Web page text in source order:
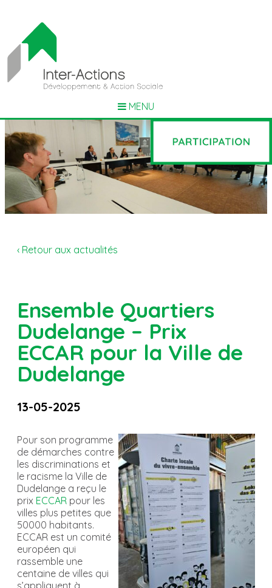
MENU
‹ Retour aux actualités
Ensemble Quartiers
Dudelange – Prix
ECCAR pour la Ville de
Dudelange
13-05-2025
Pour son programme
de démarches contre
les discriminations et
le racisme la Ville de
Dudelange a reçu le
prix ECCAR pour les
villes plus petites que
50000 habitants.
ECCAR est un comité
européen qui
rassemble une
centaine de villes qui